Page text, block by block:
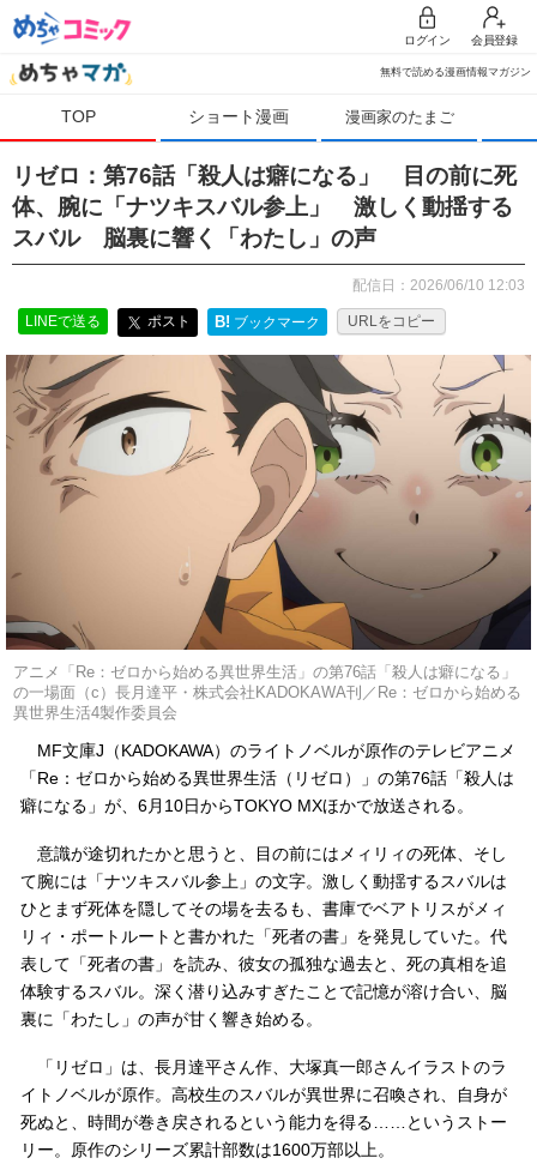
ログイン 会員登録
無料で読める漫画情報マガジン
TOP ショート漫画 漫画家のたまご
リゼロ：第76話「殺人は癖になる」 目の前に死
体、腕に「ナツキスバル参上」 激しく動揺する
スバル 脳裏に響く「わたし」の声
配信日：2026/06/10 12:03
LINEで送る ポスト B! ブックマーク URLをコピー
アニメ「Re：ゼロから始める異世界生活」の第76話「殺人は癖になる」
の一場面（c）長月達平・株式会社KADOKAWA刊／Re：ゼロから始める
異世界生活4製作委員会
MF文庫J（KADOKAWA）のライトノベルが原作のテレビアニメ
「Re：ゼロから始める異世界生活（リゼロ）」の第76話「殺人は
癖になる」が、6月10日からTOKYO MXほかで放送される。
意識が途切れたかと思うと、目の前にはメィリィの死体、そし
て腕には「ナツキスバル参上」の文字。激しく動揺するスバルは
ひとまず死体を隠してその場を去るも、書庫でベアトリスがメィ
リィ・ポートルートと書かれた「死者の書」を発見していた。代
表して「死者の書」を読み、彼女の孤独な過去と、死の真相を追
体験するスバル。深く潜り込みすぎたことで記憶が溶け合い、脳
裏に「わたし」の声が甘く響き始める。
「リゼロ」は、長月達平さん作、大塚真一郎さんイラストのラ
イトノベルが原作。高校生のスバルが異世界に召喚され、自身が
死ぬと、時間が巻き戻されるという能力を得る……というストー
リー。原作のシリーズ累計部数は1600万部以上。